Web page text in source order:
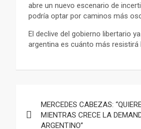
abre un nuevo escenario de
podría optar por caminos más
El declive del gobierno libertario
argentina es cuánto más resistirá
de
MERCEDES CABEZAS:
MIENTRAS CRECE LA
ARGENTINO”